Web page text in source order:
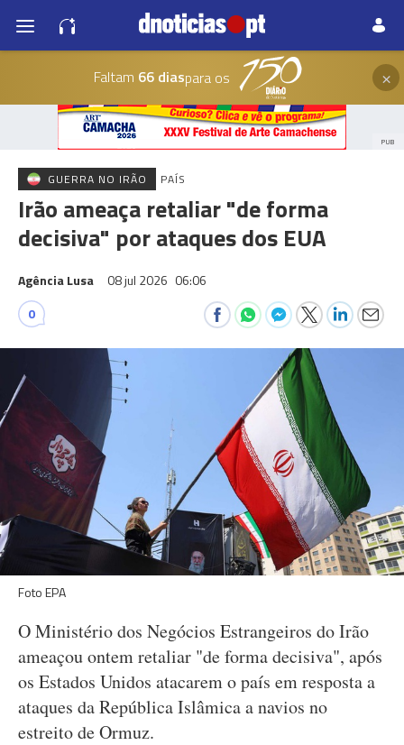
Faltam 66 diaspara os ×
PUB
GUERRA NO IRÃO PAÍS
Irão ameaça retaliar "de forma
decisiva" por ataques dos EUA
Agência Lusa 08 jul 2026 06:06
0
Foto EPA
O Ministério dos Negócios Estrangeiros do Irão
ameaçou ontem retaliar "de forma decisiva", após
os Estados Unidos atacarem o país em resposta a
ataques da República Islâmica a navios no
estreito de Ormuz.